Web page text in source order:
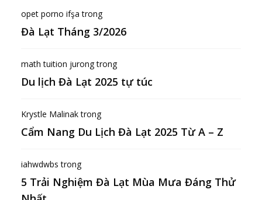
opet porno ifşa trong
Đà Lạt Tháng 3/2026
math tuition jurongtrong
Du lịch Đà Lạt 2025 tự túc
Krystle Malinaktrong
Cẩm Nang Du Lịch Đà Lạt 2025 Từ A – Z
iahwdwbs trong
5 Trải Nghiệm Đà Lạt Mùa Mưa Đáng Thử